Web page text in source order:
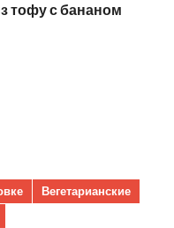
тофу с бананом
Вегетарианские